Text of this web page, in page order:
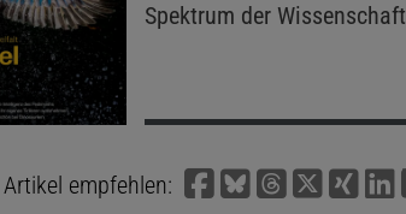
Spektrum der Wissenschaft
empfehlen: